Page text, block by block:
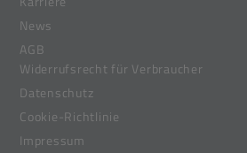
News
AGB
Widerrufsrecht für Verbraucher
Datenschutz
Cookie-Richtlinie
Impressum